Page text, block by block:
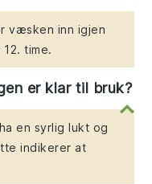
væsken inn igjen
time.
er klar til bruk?
en syrlig lukt og
indikerer at